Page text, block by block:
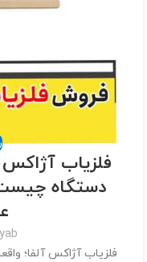
فلزیاب آژاکس
دستگاه
فلزیاب آژاکس آلفا؛